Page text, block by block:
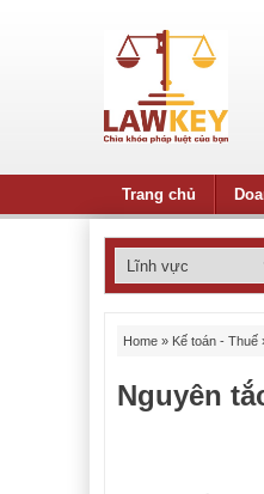
Trang chủ
Home » Kế toán - Thuế
Nguyên